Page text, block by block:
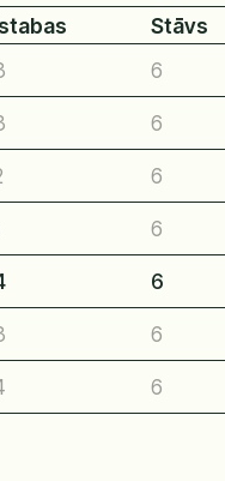
Stāvs
6
6
6
6
6
6
6